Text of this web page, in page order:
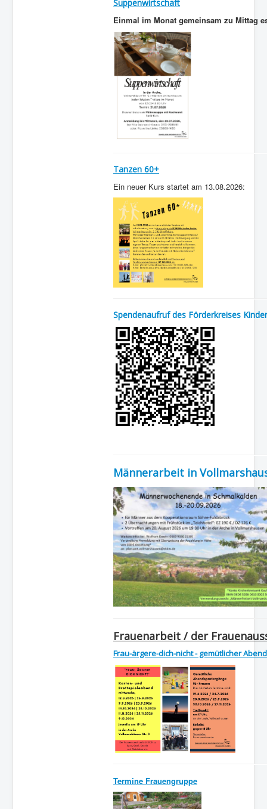
Suppenwirtschaft
Einmal im Monat gemeinsam zu Mittag
Tanzen 60+
Ein neuer Kurs startet am 13.08.2026:
Spendenaufruf des Förderkreises
Männerarbeit in
Frauenarbeit / der
Frau-ärgere-dich-nicht - gemütlicher
Termine Frauengruppe